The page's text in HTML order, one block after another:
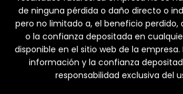
de ninguna pérdida o daño directo o
pero no limitado a, el beneficio perdido,
o la confianza depositada en
disponible en el sitio web de la empresa.
información y la confianza
responsabilidad exclusiva del